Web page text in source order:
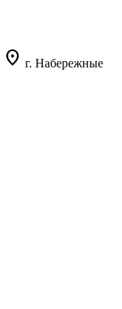
location_on г. Набережные